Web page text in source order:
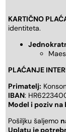
KARTIČNO
identiteta.
PLAĆANJE
Primatelj:
IBAN:
Model i poziv na
Pošiljku šaljemo
Uplatu je